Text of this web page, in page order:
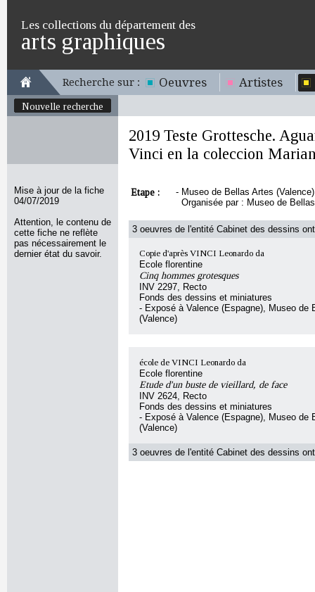
Les collections du département des
arts graphiques
Recherche sur : Oeuvres Artistes
Nouvelle recherche
Mise à jour de la fiche
04/07/2019
Attention, le contenu de
cette fiche ne reflète
pas nécessairement le
dernier état du savoir.
2019 Teste Grottesche.
Vinci en la coleccion
Etape : - Museo de Bellas Artes
Organisée par : Museo de
3 oeuvres de l'entité Cabinet des dessins
Copie d'après VINCI Leonardo da
Ecole florentine
Cinq hommes grotesques
INV 2297, Recto
Fonds des dessins et miniatures
- Exposé à Valence (Espagne), Museo de
(Valence)
école de VINCI Leonardo da
Ecole florentine
Etude d'un buste de vieillard, de face
INV 2624, Recto
Fonds des dessins et miniatures
- Exposé à Valence (Espagne), Museo de
(Valence)
3 oeuvres de l'entité Cabinet des dessins